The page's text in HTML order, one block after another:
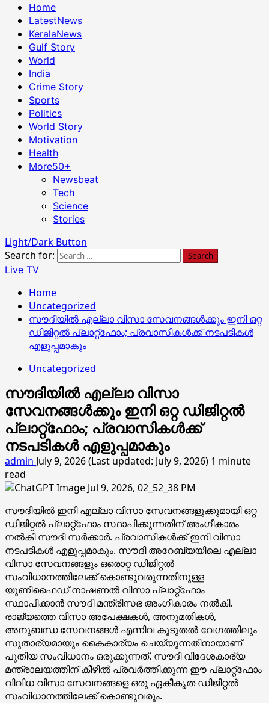
Home
LatestNews
KeralaNews
Gulf Story
World
India
Crime Story
Sports
Politics
World Story
Motivation
Health
More50+
Newsbeat
Tech
Science
Stories
Light/Dark Button
Search for:
Live TV
Home
Uncategorized
സൗദിയിൽ എല്ലാ വിസാ സേവനങ്ങൾക്കും ഇനി ഒറ്റ
ഡിജിറ്റൽ പ്ലാറ്റ്‌ഫോം; പ്രവാസികൾക്ക് നടപടികൾ
എളുപ്പമാകും
Uncategorized
സൗദിയിൽ എല്ലാ വിസാ
സേവനങ്ങൾക്കും ഇനി ഒറ്റ ഡിജിറ്റൽ
പ്ലാറ്റ്‌ഫോം; പ്രവാസികൾക്ക്
നടപടികൾ എളുപ്പമാകും
admin July 9, 2026 (Last updated: July 9, 2026) 1 minute
read
സൗദിയിൽ ഇനി എല്ലാ വിസാ സേവനങ്ങളുക്കുമായി ഒറ്റ
ഡിജിറ്റൽ പ്ലാറ്റ്‌ഫോം സ്ഥാപിക്കുന്നതിന് അം​ഗീകാരം
നൽകി സൗദി സർക്കാർ. പ്രവാസികൾക്ക് ഇനി വിസാ
നടപടികൾ എളുപ്പമാകും. സൗദി അറേബ്യയിലെ എല്ലാ
വിസാ സേവനങ്ങളും ഒരൊറ്റ ഡിജിറ്റൽ
സംവിധാനത്തിലേക്ക് കൊണ്ടുവരുന്നതിനുള്ള
യൂണിഫൈഡ് നാഷണൽ വിസാ പ്ലാറ്റ്‌ഫോം
സ്ഥാപിക്കാൻ സൗദി മന്ത്രിസഭ അംഗീകാരം നൽകി.
രാജ്യത്തെ വിസാ അപേക്ഷകൾ, അനുമതികൾ,
അനുബന്ധ സേവനങ്ങൾ എന്നിവ കൂടുതൽ വേഗത്തിലും
സുതാര്യമായും കൈകാര്യം ചെയ്യുന്നതിനായാണ്
പുതിയ സംവിധാനം ഒരുക്കുന്നത്. സൗദി വിദേശകാര്യ
മന്ത്രാലയത്തിന് കീഴിൽ പ്രവർത്തിക്കുന്ന ഈ പ്ലാറ്റ്‌ഫോം
വിവിധ വിസാ സേവനങ്ങളെ ഒരു ഏകീകൃത ഡിജിറ്റൽ
സംവിധാനത്തിലേക്ക് കൊണ്ടുവരും.